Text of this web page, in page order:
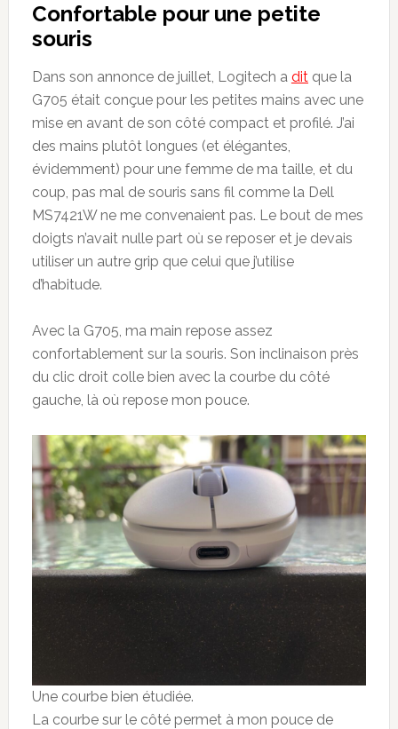
Confortable pour une petite
souris
Dans son annonce de juillet, Logitech a ditque la
G705 était conçue pour les petites mains avec une
mise en avant de son côté compact et profilé. J’ai
des mains plutôt longues (et élégantes,
évidemment) pour une femme de ma taille, et du
coup, pas mal de souris sans fil comme la Dell
MS7421W ne me convenaient pas. Le bout de mes
doigts n’avait nulle part où se reposer et je devais
utiliser un autre grip que celui que j’utilise
d’habitude.
Avec la G705, ma main repose assez
confortablement sur la souris. Son inclinaison près
du clic droit colle bien avec la courbe du côté
gauche, là où repose mon pouce.
Une courbe bien étudiée.
La courbe sur le côté permet à mon pouce de